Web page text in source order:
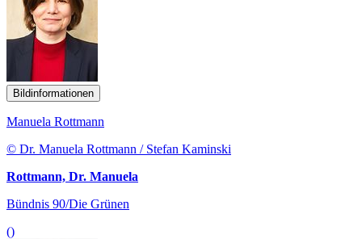
Bildinformationen
Manuela Rottmann
© Dr. Manuela Rottmann / Stefan Kaminski
Rottmann, Dr. Manuela
Bündnis 90/Die Grünen
()